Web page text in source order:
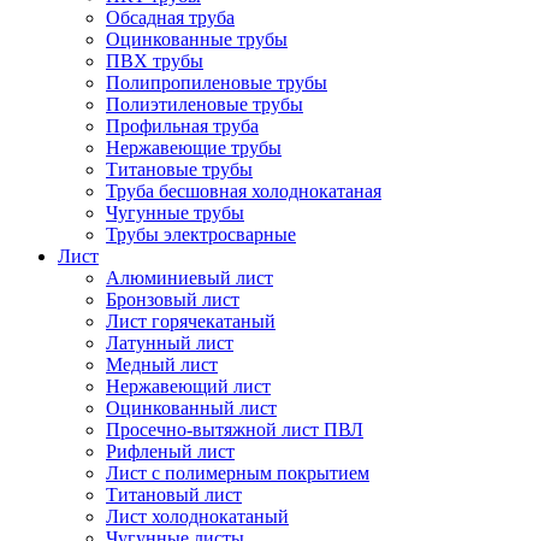
Обсадная труба
Оцинкованные трубы
ПВХ трубы
Полипропиленовые трубы
Полиэтиленовые трубы
Профильная труба
Нержавеющие трубы
Титановые трубы
Труба бесшовная холоднокатаная
Чугунные трубы
Трубы электросварные
Лист
Алюминиевый лист
Бронзовый лист
Лист горячекатаный
Латунный лист
Медный лист
Нержавеющий лист
Оцинкованный лист
Просечно-вытяжной лист ПВЛ
Рифленый лист
Лист с полимерным покрытием
Титановый лист
Лист холоднокатаный